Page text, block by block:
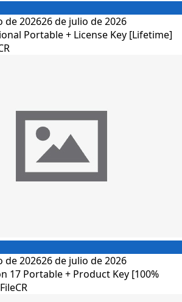
de 202626 de julio de 2026
Portable + License Key [Lifetime]
de 202626 de julio de 2026
17 Portable + Product Key [100%